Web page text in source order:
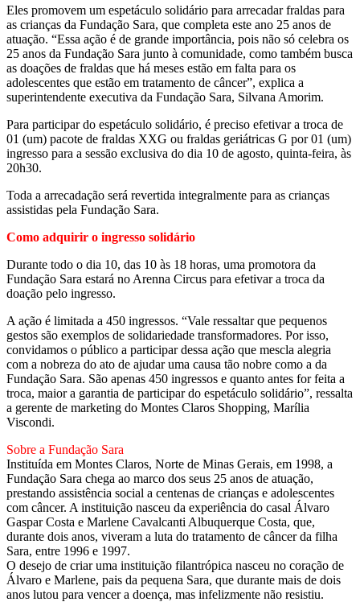
Eles promovem um espetáculo solidário para arrecadar fraldas para
as crianças da Fundação Sara, que completa este ano 25 anos de
atuação. “Essa ação é de grande importância, pois não só celebra os
25 anos da Fundação Sara junto à comunidade, como também busca
as doações de fraldas que há meses estão em falta para os
adolescentes que estão em tratamento de câncer”, explica a
superintendente executiva da Fundação Sara, Silvana Amorim.
Para participar do espetáculo solidário, é preciso efetivar a troca de
01 (um) pacote de fraldas XXG ou fraldas geriátricas G por 01 (um)
ingresso para a sessão exclusiva do dia 10 de agosto, quinta-feira, às
20h30.
Toda a arrecadação será revertida integralmente para as crianças
assistidas pela Fundação Sara.
Como adquirir o ingresso solidário
Durante todo o dia 10, das 10 às 18 horas, uma promotora da
Fundação Sara estará no Arenna Circus para efetivar a troca da
doação pelo ingresso.
A ação é limitada a 450 ingressos. “Vale ressaltar que pequenos
gestos são exemplos de solidariedade transformadores. Por isso,
convidamos o público a participar dessa ação que mescla alegria
com a nobreza do ato de ajudar uma causa tão nobre como a da
Fundação Sara. São apenas 450 ingressos e quanto antes for feita a
troca, maior a garantia de participar do espetáculo solidário”, ressalta
a gerente de marketing do Montes Claros Shopping, Marília
Viscondi.
Sobre a Fundação Sara
Instituída em Montes Claros, Norte de Minas Gerais, em 1998, a
Fundação Sara chega ao marco dos seus 25 anos de atuação,
prestando assistência social a centenas de crianças e adolescentes
com câncer. A instituição nasceu da experiência do casal Álvaro
Gaspar Costa e Marlene Cavalcanti Albuquerque Costa, que,
durante dois anos, viveram a luta do tratamento de câncer da filha
Sara, entre 1996 e 1997.
O desejo de criar uma instituição filantrópica nasceu no coração de
Álvaro e Marlene, pais da pequena Sara, que durante mais de dois
anos lutou para vencer a doença, mas infelizmente não resistiu.